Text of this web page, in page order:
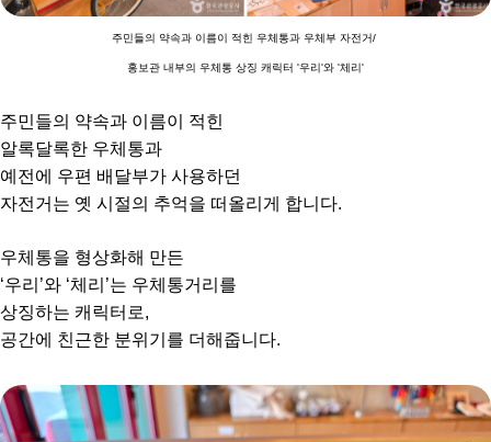
주민들의 약속과 이름이 적힌 우체통과 우체부 자전거/
홍보관 내부의 우체통 상징 캐릭터 '우리'와 '체리'
주민들의 약속과 이름이 적힌
알록달록한 우체통과
예전에 우편 배달부가 사용하던
자전거는 옛 시절의 추억을 떠올리게 합니다.
우체통을 형상화해 만든
‘우리’와 ‘체리’는 우체통거리를
상징하는 캐릭터로,
공간에 친근한 분위기를 더해줍니다.